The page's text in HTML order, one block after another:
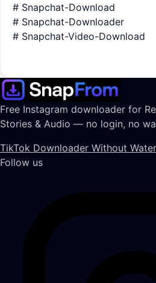
# Snapchat-Download
# Snapchat-Downloader
# Snapchat-Video-Download
Free Instagram downloader for
Stories & Audio — no login, no
TikTok Downloader Without
Follow us